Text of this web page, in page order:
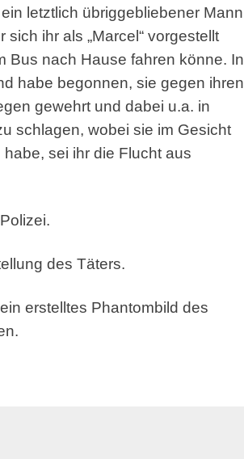
letztlich übriggebliebener Mann
ihr als „Marcel“ vorgestellt
Bus nach Hause fahren könne. In
habe begonnen, sie gegen ihren
gewehrt und dabei u.a. in
schlagen, wobei sie im Gesicht
sei ihr die Flucht aus
des Täters.
erstelltes Phantombild des